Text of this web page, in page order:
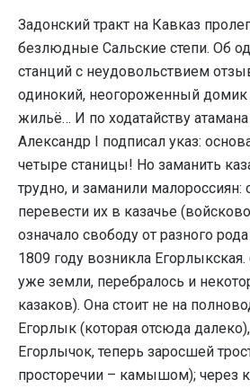
Задонский тракт на Кавказ
безлюдные Сальские степи. Об
станций с неудовольствием
одинокий, неогороженный домик
жильё… И по ходатайству
Александр I подписал указ:
четыре станицы! Но заманить
трудно, и заманили
перевести их в казачье
означало свободу от разного
1809 году возникла
уже земли, перебралось и
казаков). Она стоит не на
Егорлык (которая отсюда
Егорлычок, теперь заросшей
просторечии – камышом); через